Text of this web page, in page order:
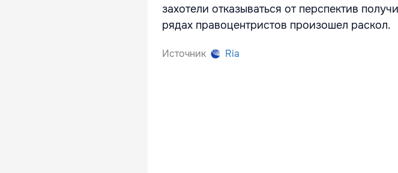
захотели отказываться от перспектив
рядах правоцентристов произошел раскол.
Источник Ria